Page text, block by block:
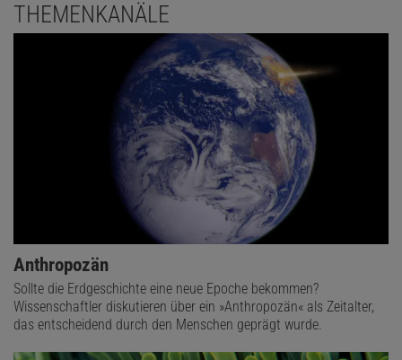
THEMENKANÄLE
Anthropozän
Sollte die Erdgeschichte eine neue Epoche bekommen?
Wissenschaftler diskutieren über ein »Anthropozän« als Zeitalter,
das entscheidend durch den Menschen geprägt wurde.